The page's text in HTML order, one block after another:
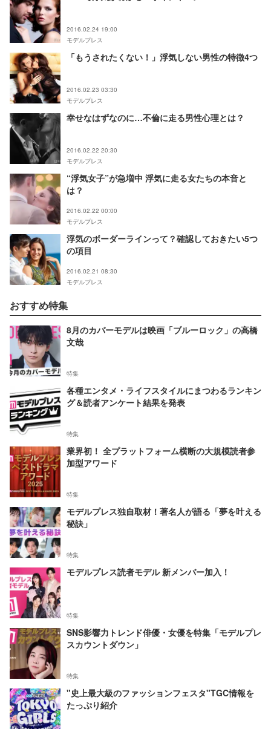
2016.02.24 19:00
モデルプレス
「もうされたくない！」浮気しない男性の特徴4つ
2016.02.23 03:30
モデルプレス
幸せなはずなのに…不倫に走る男性心理とは？
2016.02.22 20:30
モデルプレス
“浮気女子”が急増中 浮気に走る女たちの本音と
は？
2016.02.22 00:00
モデルプレス
浮気のボーダーラインって？確認しておきたい5つ
の項目
2016.02.21 08:30
モデルプレス
おすすめ特集
8月のカバーモデルは映画「ブルーロック」の高橋
文哉
特集
各種エンタメ・ライフスタイルにまつわるランキン
グ＆読者アンケート結果を発表
特集
業界初！ 全プラットフォーム横断の大規模読者参
加型アワード
特集
モデルプレス独自取材！著名人が語る「夢を叶える
秘訣」
特集
モデルプレス読者モデル 新メンバー加入！
特集
SNS影響力トレンド俳優・女優を特集「モデルプレ
スカウントダウン」
特集
"史上最大級のファッションフェスタ"TGC情報を
たっぷり紹介